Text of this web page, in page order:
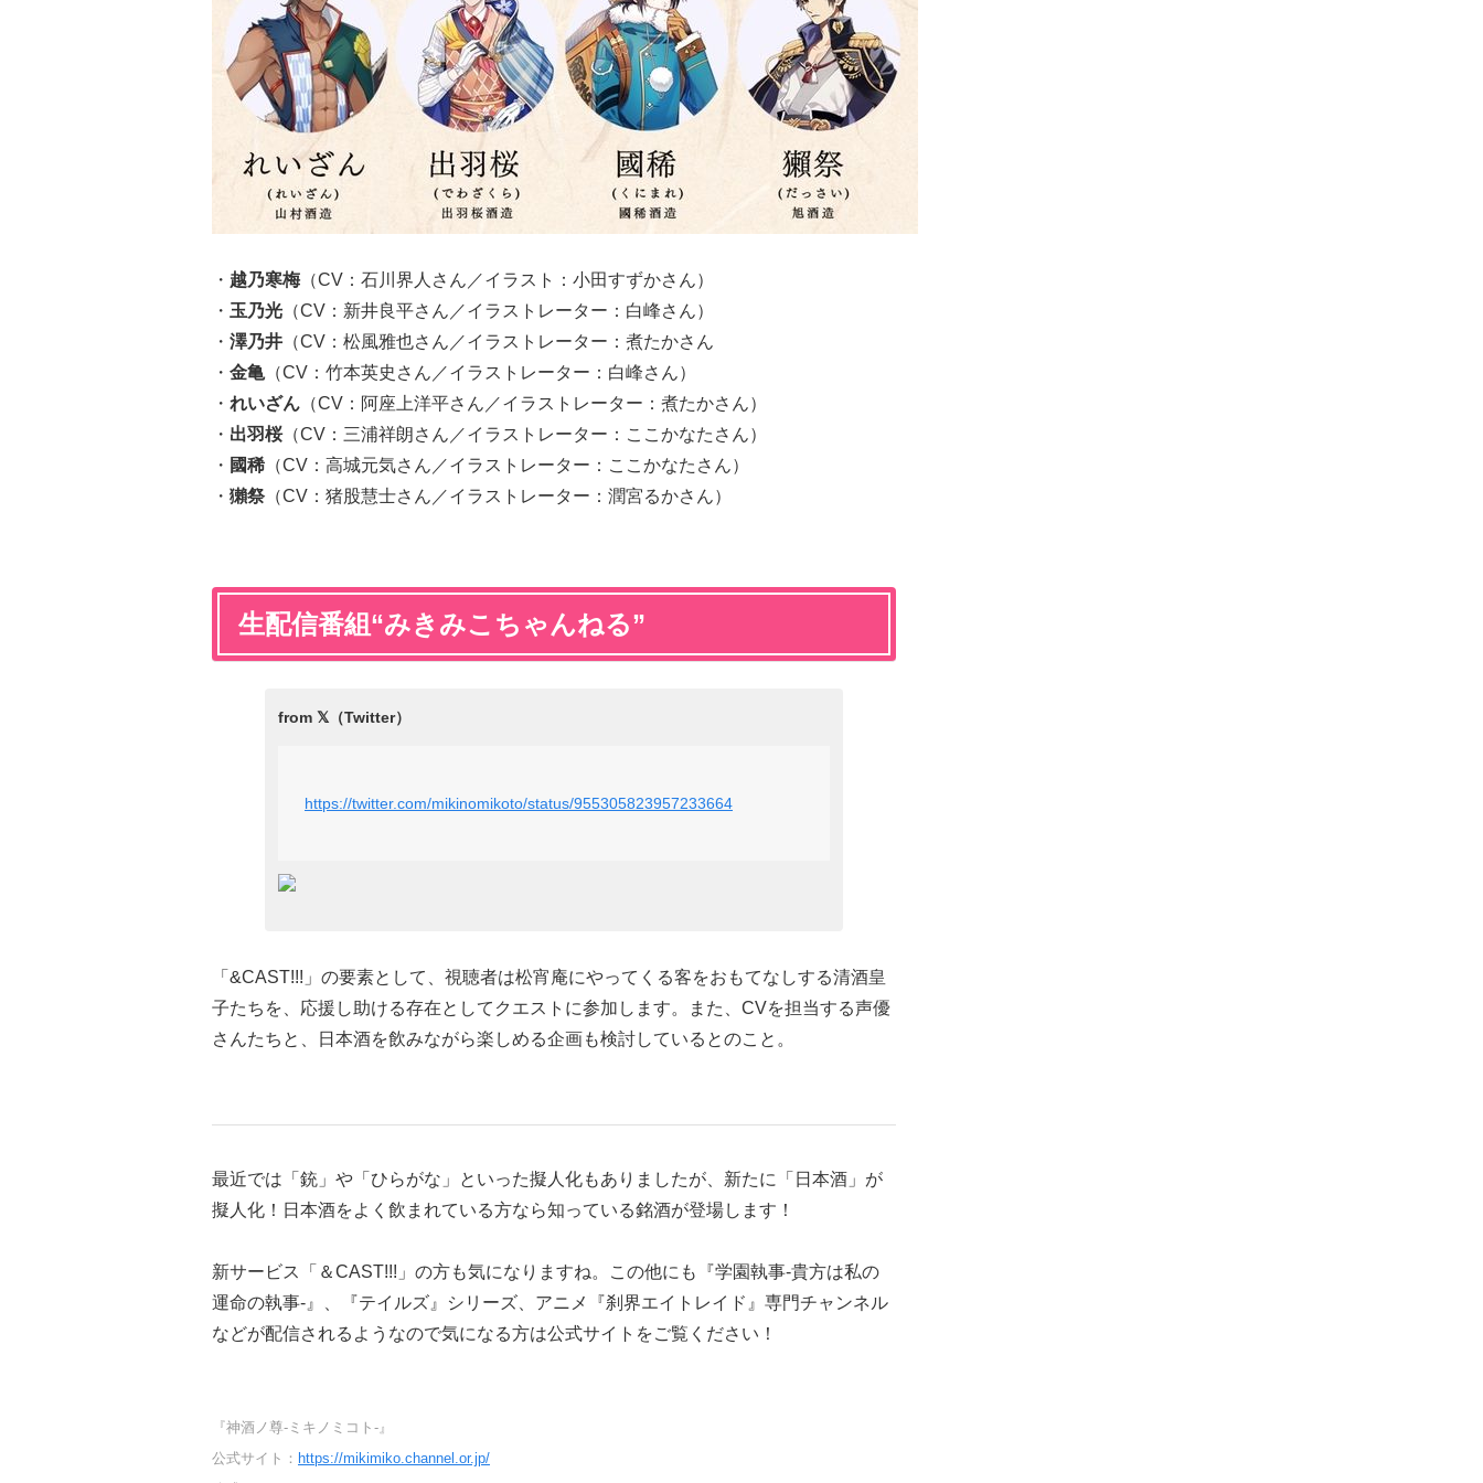
・ 越乃寒梅（CV：石川界人さん／イラスト：小田すずかさん）
・ 玉乃光 （CV：新井良平さん／イラストレーター：白峰さん）
・ 澤乃井 （CV：松風雅也さん／イラストレーター：煮たかさん
・ 金亀 （CV：竹本英史さん／イラストレーター：白峰さん）
・ れいざん （CV：阿座上洋平さん／イラストレーター：煮たかさん）
・ 出羽桜（CV：三浦祥朗さん／イラストレーター：ここかなた さん）
・ 國稀 （CV：高城元気さん／イラストレーター：ここかなた さん）
・ 獺祭 （CV：猪股慧士さん／イラストレーター：潤宮るかさん）
生配信番組“みきみこちゃんねる”
https://twitter.com/mikinomikoto/status/955305823957233664
「&CAST!!!」の要素として、視聴者は松宵庵にやってくる客をおもてなしする清酒皇
子たちを、応援し助ける存在としてクエストに参加します。また、CVを担当する声優
さんたちと、日本酒を飲みながら楽しめる企画も検討しているとのこと。
最近では「銃」や「ひらがな」といった擬人化もありましたが、新たに「日本酒」が
擬人化！日本酒をよく飲まれている方なら知っている銘酒が登場します！
新サービス「＆CAST!!!」の方も気になりますね。この他にも『学園執事-貴方は私の
運命の執事-』、『テイルズ』シリーズ、アニメ『刹界エイトレイド』専門チャンネル
などが配信されるようなので気になる方は公式サイトをご覧ください！
『神酒ノ尊-ミキノミコト-』
公式サイト： https://mikimiko.channel.or.jp/